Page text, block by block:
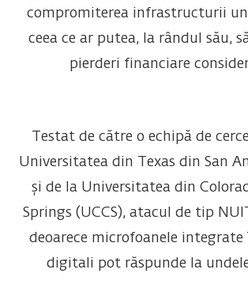
compromiterea infrastructurii
ceea ce ar putea, la rândul său,
pierderi financiare
Testat de către o echipă de
Universitatea din Texas din San
și de la Universitatea din
Springs (UCCS), atacul de tip
deoarece microfoanele
digitali pot răspunde la